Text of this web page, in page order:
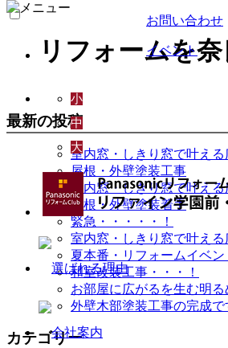
リフォームを
小
中
大
最新の投稿
室内窓・しきり窓で叶え
屋根・外壁塗装工事
室内窓・しきり窓で叶え
屋根・外壁塗装着手
緊急・・・・・！
室内窓・しきり窓で叶え
夏本番・リフォームイベン
和室改装工事・・・！
お部屋に広がるを生む明
外壁木部塗装工事の完成で
カテゴリー
お問い合わせ
イベント